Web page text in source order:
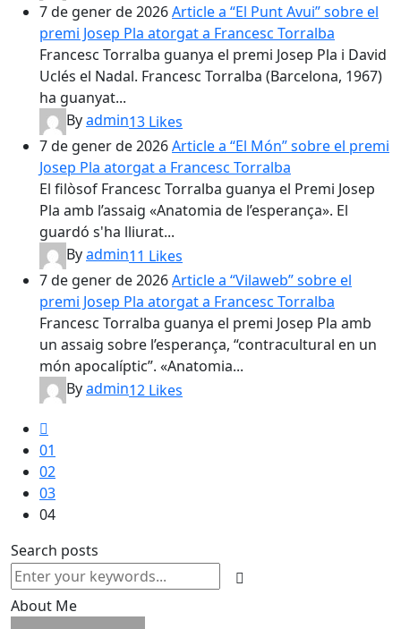
7 de gener de 2026Article a “El Punt Avui” sobre el
premi Josep Pla atorgat a Francesc Torralba
Francesc Torralba guanya el premi Josep Pla i David
Uclés el Nadal. Francesc Torralba (Barcelona, 1967)
ha guanyat...
Byadmin13 Likes
7 de gener de 2026Article a “El Món” sobre el premi
Josep Pla atorgat a Francesc Torralba
El filòsof Francesc Torralba guanya el Premi Josep
Pla amb l’assaig «Anatomia de l’esperança». El
guardó s'ha lliurat...
Byadmin11 Likes
7 de gener de 2026Article a “Vilaweb” sobre el
premi Josep Pla atorgat a Francesc Torralba
Francesc Torralba guanya el premi Josep Pla amb
un assaig sobre l’esperança, “contracultural en un
món apocalíptic”. «Anatomia...
Byadmin12 Likes
01
02
03
04
Search posts
About Me